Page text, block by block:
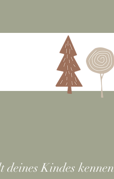
Kindes kennen